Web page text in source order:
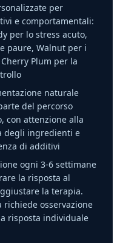
per
e comportamentali:
per lo stress acuto,
paure, Walnut per i
Plum per la
naturale
del percorso
con attenzione alla
degli ingredienti e
di additivi
ogni 3-6 settimane
la risposta al
la terapia.
richiede osservazione
risposta individuale